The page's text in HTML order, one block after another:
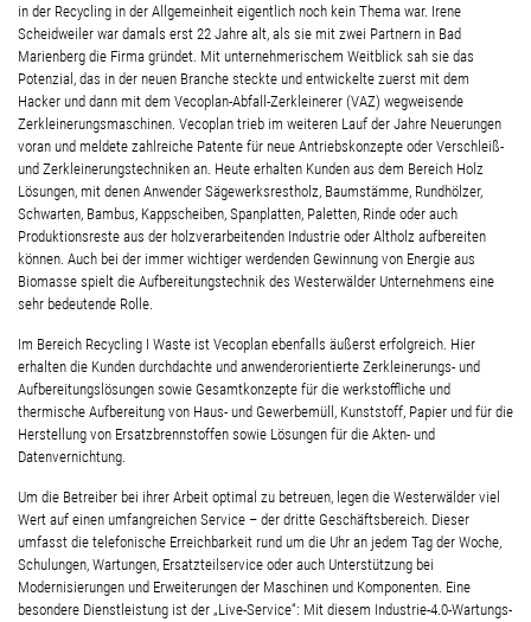
in der Recycling in der Allgemeinheit eigentlich noch kein Thema war. Irene
Scheidweiler war damals erst 22 Jahre alt, als sie mit zwei Partnern in Bad
Marienberg die Firma gründet. Mit unternehmerischem Weitblick sah sie das
Potenzial, das in der neuen Branche steckte und entwickelte zuerst mit dem
Hacker und dann mit dem Vecoplan-Abfall-Zerkleinerer (VAZ) wegweisende
Zerkleinerungsmaschinen. Vecoplan trieb im weiteren Lauf der Jahre Neuerungen
voran und meldete zahlreiche Patente für neue Antriebskonzepte oder Verschleiß-
und Zerkleinerungstechniken an. Heute erhalten Kunden aus dem Bereich Holz
Lösungen, mit denen Anwender Sägewerksrestholz, Baumstämme, Rundhölzer,
Schwarten, Bambus, Kappscheiben, Spanplatten, Paletten, Rinde oder auch
Produktionsreste aus der holzverarbeitenden Industrie oder Altholz aufbereiten
können. Auch bei der immer wichtiger werdenden Gewinnung von Energie aus
Biomasse spielt die Aufbereitungstechnik des Westerwälder Unternehmens eine
sehr bedeutende Rolle.
Im Bereich Recycling I Waste ist Vecoplan ebenfalls äußerst erfolgreich. Hier
erhalten die Kunden durchdachte und anwenderorientierte Zerkleinerungs- und
Aufbereitungslösungen sowie Gesamtkonzepte für die werkstoffliche und
thermische Aufbereitung von Haus- und Gewerbemüll, Kunststoff, Papier und für die
Herstellung von Ersatzbrennstoffen sowie Lösungen für die Akten- und
Datenvernichtung.
Um die Betreiber bei ihrer Arbeit optimal zu betreuen, legen die Westerwälder viel
Wert auf einen umfangreichen Service – der dritte Geschäftsbereich. Dieser
umfasst die telefonische Erreichbarkeit rund um die Uhr an jedem Tag der Woche,
Schulungen, Wartungen, Ersatzteilservice oder auch Unterstützung bei
Modernisierungen und Erweiterungen der Maschinen und Komponenten. Eine
besondere Dienstleistung ist der „Live-Service“: Mit diesem Industrie-4.0-Wartungs-